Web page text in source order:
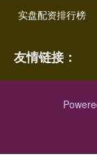
实盘配资排行榜
友情链接：